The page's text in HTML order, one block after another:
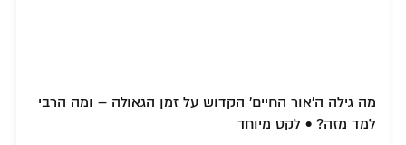
מה גילה ה'אור החיים' הקדוש על זמן הגאולה – ומה הרבי
למד מזה? • לקט מיוחד